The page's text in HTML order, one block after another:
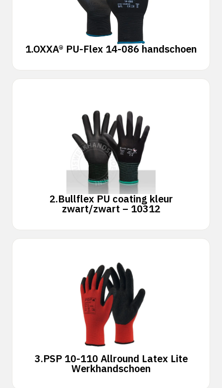
1.OXXA® PU-Flex 14-086 handschoen
2.Bullflex PU coating kleur
zwart/zwart – 10312
3.PSP 10-110 Allround Latex Lite
Werkhandschoen